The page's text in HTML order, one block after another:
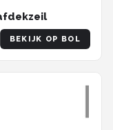
BEKIJK OP BOL